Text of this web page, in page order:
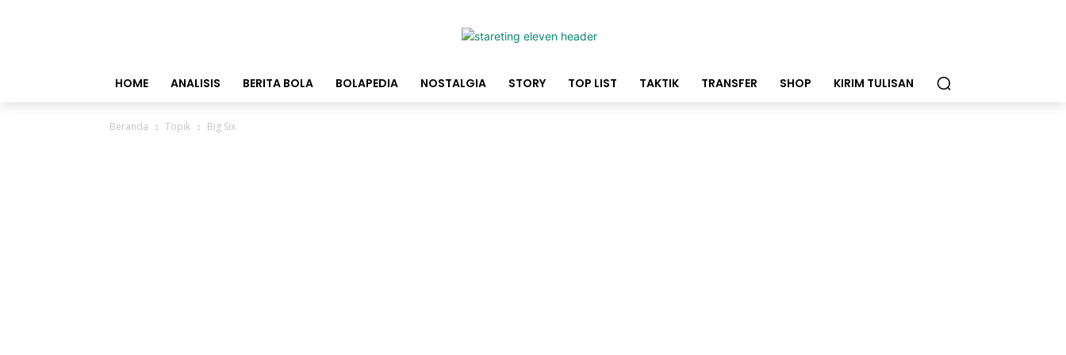
HOME ANALISIS BERITA BOLA BOLAPEDIA NOSTALGIA STORY TOP LIST TAKTIK TRANSFER SHOP KIRIM TULISAN
Beranda Topik Big Six